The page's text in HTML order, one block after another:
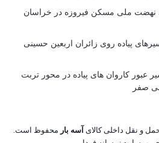
سایت ۲۳ هکتاری نهضت ملی مسکن فیروزه در خراسان
پیاده روی زائران اربعین حسینی
عبور کاروان های پیاده در محور تربت
صفر
و نقل داخلی کالای آسه بار محفوظ است.